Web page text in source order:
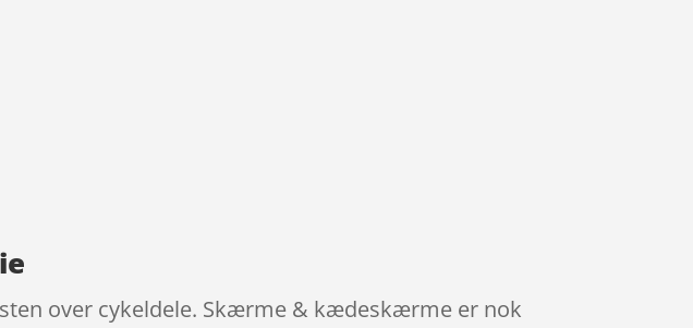
over cykeldele. Skærme & kædeskærme er nok